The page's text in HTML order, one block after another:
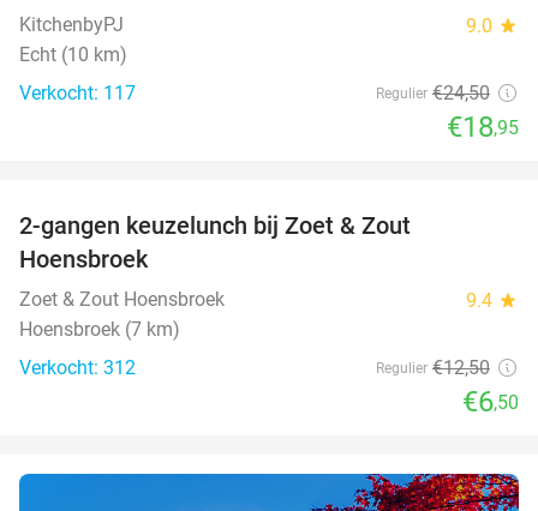
KitchenbyPJ 9.0 star
Echt (10 km)
Verkocht: 117
Regulier €24,50
€18,95
2-gangen keuzelunch bij Zoet & Zout
Hoensbroek
Zoet & Zout Hoensbroek 9.4 star
Hoensbroek (7 km)
Verkocht: 312
Regulier €12,50
€6,50